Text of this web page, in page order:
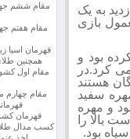
به یک
بازی
بود و
کرد.در
هستند
سفید
و مهره
بالا را
بود.
همچنین طلای
قهرمان